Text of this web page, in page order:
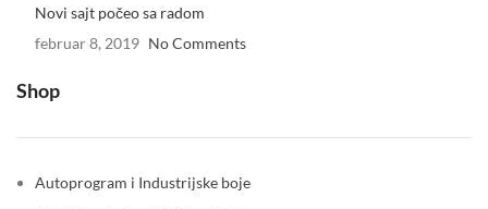
Novi sajt počeo sa radom
februar 8, 2019 No Comments
Shop
Autoprogram i Industrijske boje